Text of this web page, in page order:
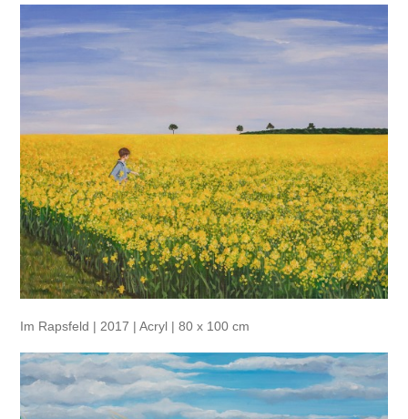
Im Rapsfeld | 2017 | Acryl | 80 x 100 cm